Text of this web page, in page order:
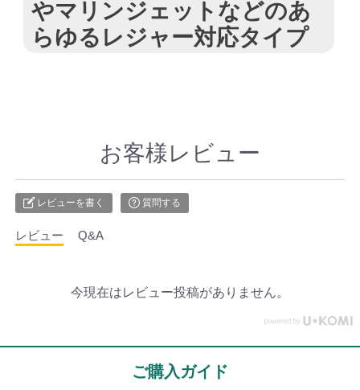
やマリンジェットなどのあ
らゆるレジャー対応タイプ
お客様レビュー
レビューを書く 質問する
レビュー Q&A
今現在はレビュー投稿がありません。
ご購入ガイド